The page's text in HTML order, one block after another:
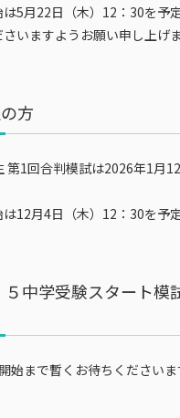
5月22日（木）12：30を予
いますようお願い申し上げま
方
第1回合判模試は2026年1月
12月4日（木）12：30を予
中学受験スタート模
始まで暫くお待ちください